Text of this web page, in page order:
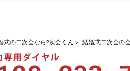
式の二次会なら2次会くん 結婚式二次会の